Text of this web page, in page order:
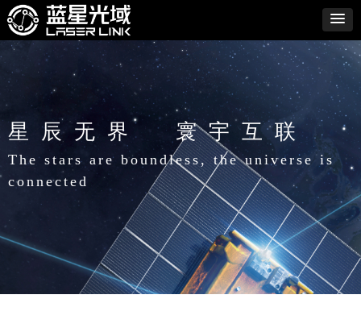
星辰无界 寰宇互联
The stars are boundless, the universe is
connected